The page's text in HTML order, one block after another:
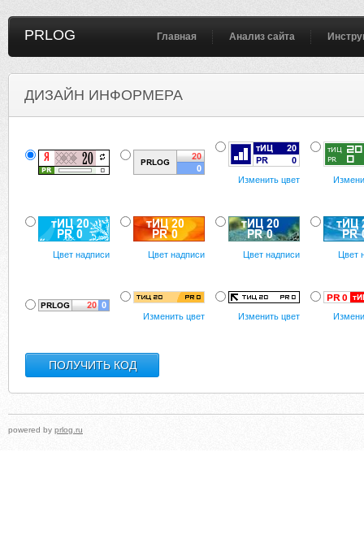
PRLOG Главная Анализ сайта
ДИЗАЙН ИНФОРМЕРА
Изменить цвет
Цвет надписи Цвет надписи Цвет надписи Цвет
Изменить цвет Изменить цвет
powered by prlog.ru